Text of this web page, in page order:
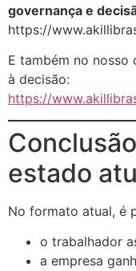
governança e
https://
E também no
à decisão:
https://
estado
No formato atual, é
o trabalhador
a empresa